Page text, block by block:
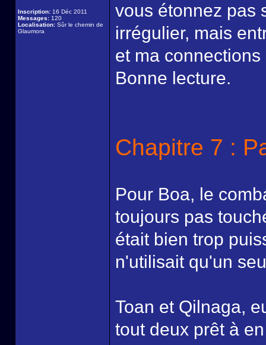
Inscription: 16 Déc 2011
Messages: 120
Localisation: Sûr le chemin de
Glaumora
vous étonnez pas
irrégulier, mais
et ma
Bonne lecture.
Chapitre 7 :
Pour Boa, le
toujours pas
était bien trop
n'utilisait qu'un
Toan et Qilnaga,
tout deux prêt à